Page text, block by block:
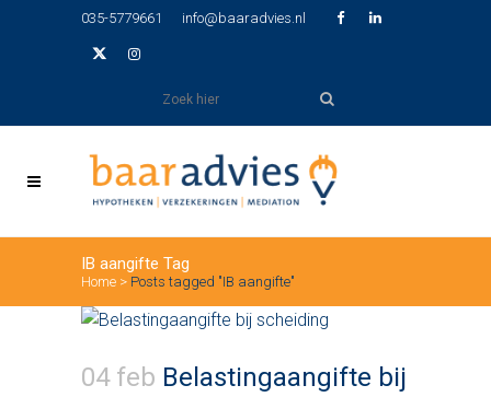
035-5779661 info@baaradvies.nl
IB aangifte Tag
Home > Posts tagged "IB aangifte"
04 feb Belastingaangifte bij